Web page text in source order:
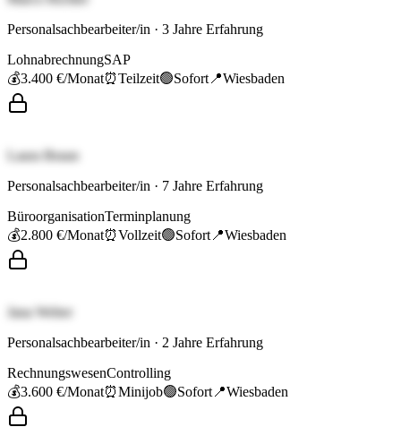
Personalsachbearbeiter/in · 3 Jahre Erfahrung
LohnabrechnungSAP
💰3.400 €/Monat⏰Teilzeit🟢Sofort 📍Wiesbaden
Laura Braun
Personalsachbearbeiter/in · 7 Jahre Erfahrung
BüroorganisationTerminplanung
💰2.800 €/Monat⏰Vollzeit🟢Sofort 📍Wiesbaden
Jana Weber
Personalsachbearbeiter/in · 2 Jahre Erfahrung
RechnungswesenControlling
💰3.600 €/Monat⏰Minijob🟢Sofort 📍Wiesbaden